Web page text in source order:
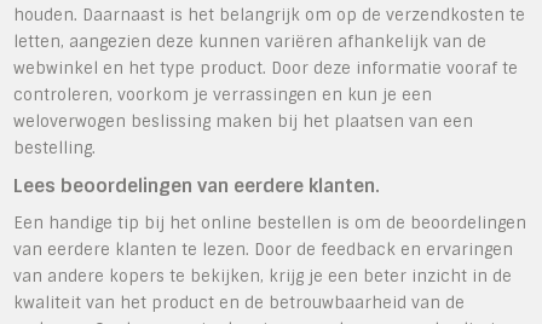
houden. Daarnaast is het belangrijk om op de verzendkosten te
letten, aangezien deze kunnen variëren afhankelijk van de
webwinkel en het type product. Door deze informatie vooraf te
controleren, voorkom je verrassingen en kun je een
weloverwogen beslissing maken bij het plaatsen van een
bestelling.
Lees beoordelingen van eerdere klanten.
Een handige tip bij het online bestellen is om de beoordelingen
van eerdere klanten te lezen. Door de feedback en ervaringen
van andere kopers te bekijken, krijg je een beter inzicht in de
kwaliteit van het product en de betrouwbaarheid van de